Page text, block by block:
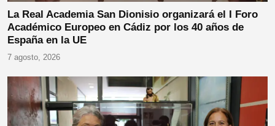
La Real Academia San Dionisio organizará el I Foro
Académico Europeo en Cádiz por los 40 años de
España en la UE
7 agosto, 2026